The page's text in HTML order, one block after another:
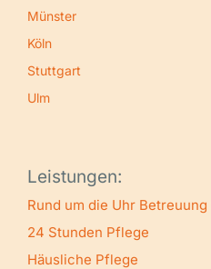
Münster
Köln
Stuttgart
Ulm
Leistungen:
Rund um die Uhr Betreuung
24 Stunden Pflege
Häusliche Pflege